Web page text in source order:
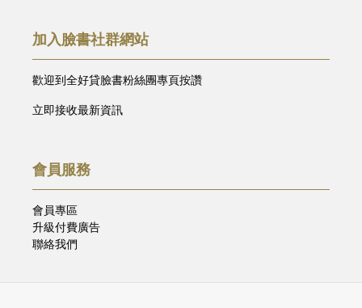
加入臉書社群網站
歡迎到全好貸臉書粉絲團專頁按讚
立即接收最新資訊
會員服務
會員專區
升級付費廣告
聯絡我們